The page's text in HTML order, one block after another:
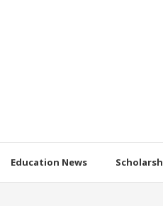
Education News